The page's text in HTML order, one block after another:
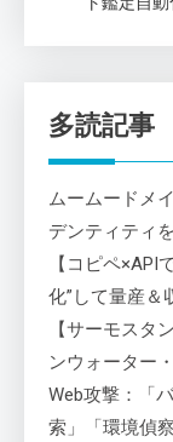
多読記事
ムームードメ
デンティティ
【コピペ×API
化”して量産＆
【サーモスタ
ンウォーター
Web攻撃：「
索」「環境偵